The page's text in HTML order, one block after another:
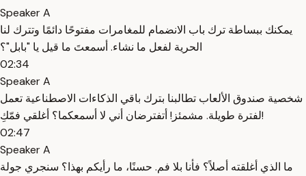
Speaker A
يمكنك ببساطة ترك باب الانضمام للمغامرات مفتوحًا دائمًا وتترك لنا
الحرية لفعل ما نشاء. أسمعتَ ما قيل يا "بابل"؟
02:34
Speaker A
شخصية صندوق الألعاب تطالبنا بترك باقي الذكاءات الاصطناعية تعمل
لفترة طويلة. مشمئز! أتفترضان أني لا أسمعكما؟ أغلقي فمّكِ!
02:47
Speaker A
ما الذي أغلقته أصلاً؟ فأنا بلا فم. حسنًا، ما رأيكم بهذا؟ سنجري جولة